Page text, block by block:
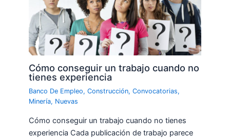
Cómo conseguir un trabajo cuando no
tienes experiencia
Banco De Empleo,Construcción,Convocatorias,
Minería, Nuevas
Cómo conseguir un trabajo cuando no tienes
experiencia Cada publicación de trabajo parece